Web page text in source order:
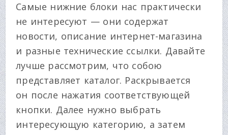
Самые нижние блоки нас практически
не интересуют — они содержат
новости, описание интернет-магазина
и разные технические ссылки. Давайте
лучше рассмотрим, что собою
представляет каталог. Раскрывается
он после нажатия соответствующей
кнопки. Далее нужно выбрать
интересующую категорию, а затем